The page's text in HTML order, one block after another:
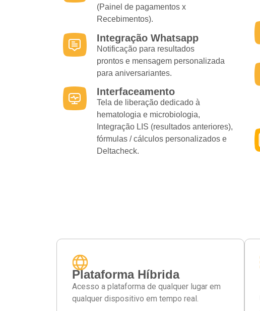
(Painel de pagamentos x
Recebimentos).
Integração Whatsapp
Notificação para resultados
prontos e mensagem personalizada
para aniversariantes.
Interfaceamento
Tela de liberação dedicado à
hematologia e microbiologia,
Integração LIS (resultados anteriores),
fórmulas / cálculos personalizados e
Deltacheck.
Plataforma Híbrida
Acesso a plataforma de qualquer lugar em
qualquer dispositivo em tempo real.